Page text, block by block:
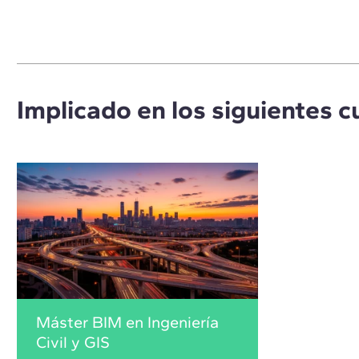
Implicado en los siguientes
Máster BIM en Ingeniería
Civil y GIS